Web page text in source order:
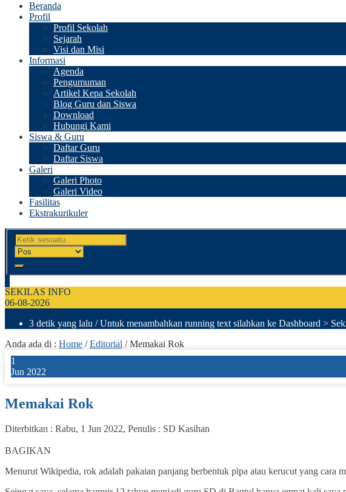
Beranda
Profil
Profil Sekolah
Sejarah
Visi dan Misi
Informasi
Agenda
Pengumuman
Artikel Kepa Sekolah
Blog Guru dan Siswa
Download
Hubungi Kami
Siswa & Guru
Daftar Guru
Daftar Siswa
Galeri
Galeri Photo
Galeri Video
Fasilitas
Ekstrakurikuler
SEKILAS INFO
06-08-2026
3 detik yang lalu / Untuk menambahkan running text silahkan ke Dashboard >
Anda ada di : Home /Editorial /Memakai Rok
1
Jun 2022
Memakai Rok
Diterbitkan : Rabu, 1 Jun 2022, Penulis : SD Kasihan
BAGIKAN
Menurut Wikipedia, rok adalah pakaian panjang berbentuk pipa atau kerucut yang cara